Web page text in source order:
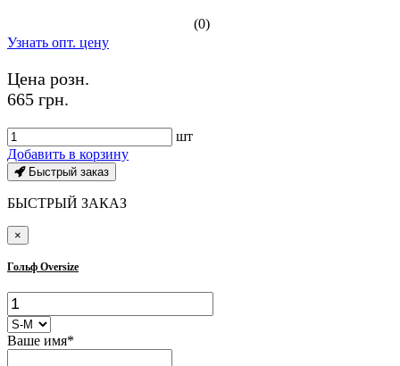
(0)
Узнать опт. цену
Цена розн.
665 грн.
шт
Добавить в корзину
Быстрый заказ
БЫСТРЫЙ ЗАКАЗ
×
Гольф Oversize
Ваше имя*